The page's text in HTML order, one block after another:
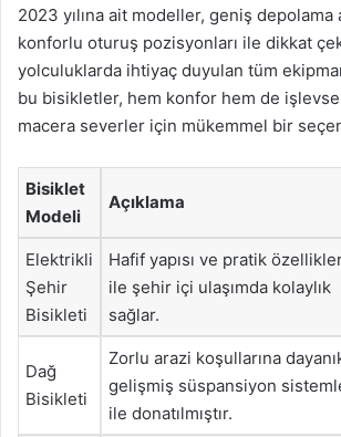
2023 yılına ait modeller, geniş depolama
konforlu oturuş pozisyonları ile dikkat
yolculuklarda ihtiyaç duyulan tüm
bu bisikletler, hem konfor hem de
macera severler için mükemmel bir
Bisiklet
Modeli
Açıklama
Elektrikli
Şehir
Bisikleti
Hafif yapısı ve pratik
ile şehir içi ulaşımda kolaylık
sağlar.
Dağ
Bisikleti
Zorlu arazi koşullarına
gelişmiş süspansiyon
ile donatılmıştır.